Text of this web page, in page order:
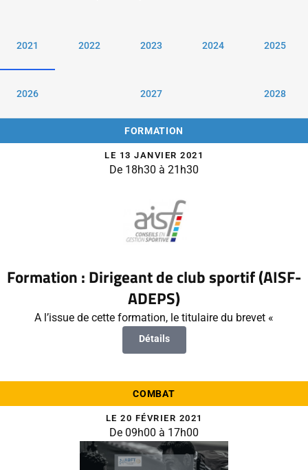
2021 2022 2023 2024 2025
2026 2027 2028
FORMATION
LE 13 JANVIER 2021
De 18h30 à 21h30
Formation : Dirigeant de club sportif (AISF-
ADEPS)
A l’issue de cette formation, le titulaire du brevet «
Détails
COMBAT
LE 20 FÉVRIER 2021
De 09h00 à 17h00